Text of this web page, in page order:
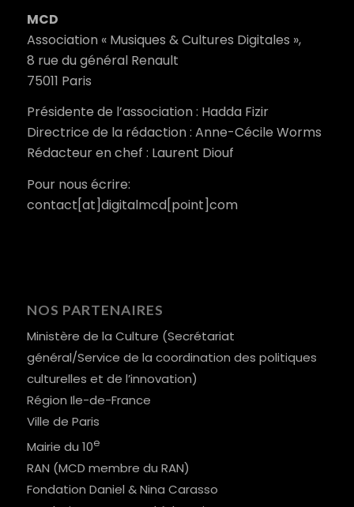
MCD
Association « Musiques & Cultures Digitales »,
8 rue du général Renault
75011 Paris
Présidente de l’association : Hadda Fizir
Directrice de la rédaction : Anne-Cécile Worms
Rédacteur en chef : Laurent Diouf
Pour nous écrire:
contact[at]digitalmcd[point]com
NOS PARTENAIRES
Ministère de la Culture (Secrétariat
général/Service de la coordination des politiques
culturelles et de l’innovation)
Région Ile-de-France
Ville de Paris
Mairie du 10e
RAN (MCD membre du RAN)
Fondation Daniel & Nina Carasso